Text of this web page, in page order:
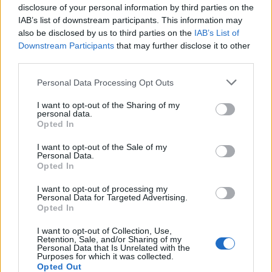
disclosure of your personal information by third parties on the
IAB’s list of downstream participants. This information may
also be disclosed by us to third parties on the IAB’s List of
Downstream Participants that may further disclose it to other
Personal Data Processing Opt Outs
I want to opt-out of the Sharing of my
personal data.
Opted In
I want to opt-out of the Sale of my
Personal Data.
Opted In
I want to opt-out of processing my
Personal Data for Targeted Advertising.
Opted In
I want to opt-out of Collection, Use,
Retention, Sale, and/or Sharing of my
Personal Data that Is Unrelated with the
Purposes for which it was collected.
Opted Out
2026. augusztus 08., szombat
Nicușor Dan: prioritásként kell
kezelni az euró bevezetését